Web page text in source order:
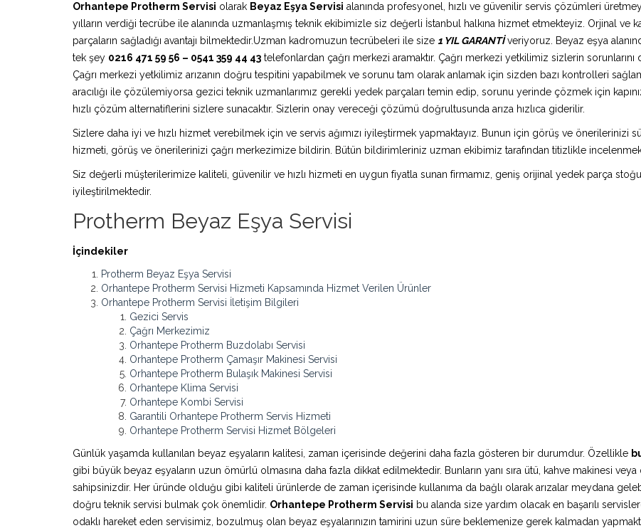
Orhantepe Protherm Servisi olarak Beyaz Eşya Servisi alanında profesyonel, hızlı ve güvenilir servis çözümleri
yılların verdiği tecrübe ile alanında uzmanlaşmış teknik ekibimizle siz değerli İstanbul halkına hizmet etmekteyiz. Orjinal ve
parçaların sağladığı avantajı bilmektedir.Uzman kadromuzun tecrübeleri ile size 1 YIL GARANTİveriyoruz. Beyaz eşya
tek şey 0216 471 59 56 – 0541 359 44 43 telefonlardan çağrı merkezi aramaktır. Çağrı merkezi yetkilimiz sizlerin
Çağrı merkezi yetkilimiz arızanın doğru tespitini yapabilmek ve sorunu tam olarak anlamak için sizden bazı kontrolleri
aracılığı ile çözülemiyorsa gezici teknik uzmanlarımız gerekli yedek parçaları temin edip, sorunu yerinde çözmek için
hızlı çözüm alternatiflerini sizlere sunacaktır. Sizlerin onay vereceği çözümü doğrultusunda arıza hızlıca giderilir.
Sizlere daha iyi ve hızlı hizmet verebilmek için ve servis ağımızı iyileştirmek yapmaktayız. Bunun için görüş ve önerilerinizi
hizmeti, görüş ve önerilerinizi çağrı merkezimize bildirin. Bütün bildirimleriniz uzman ekibimiz tarafından titizlikle
Siz değerli müşterilerimize kaliteli, güvenilir ve hızlı hizmeti en uygun fiyatla sunan firmamız, geniş orijinal yedek parça
iyileştirilmektedir.
Protherm Beyaz Eşya Servisi
İçindekiler
Protherm Beyaz Eşya Servisi
Orhantepe Protherm Servisi Hizmeti Kapsamında Hizmet Verilen Ürünler
Orhantepe Protherm Servisi İletişim Bilgileri
Gezici Servis
Çağrı Merkezimiz
Orhantepe Protherm Buzdolabı Servisi
Orhantepe Protherm Çamaşır Makinesi Servisi
Orhantepe Protherm Bulaşık Makinesi Servisi
Orhantepe Klima Servisi
Orhantepe Kombi Servisi
Garantili Orhantepe Protherm Servis Hizmeti
Orhantepe Protherm Servisi Hizmet Bölgeleri
Günlük yaşamda kullanılan beyaz eşyaların kalitesi, zaman içerisinde değerini daha fazla gösteren bir durumdur. Özellikle
gibi büyük beyaz eşyaların uzun ömürlü olmasına daha fazla dikkat edilmektedir. Bunların yanı sıra ütü, kahve makinesi
sahipsinizdir. Her üründe olduğu gibi kaliteli ürünlerde de zaman içerisinde kullanıma da bağlı olarak arızalar meydana
doğru teknik servisi bulmak çok önemlidir. Orhantepe Protherm Servisi bu alanda size yardım olacak en başarılı
odaklı hareket eden servisimiz, bozulmuş olan beyaz eşyalarınızın tamirini uzun süre beklemenize gerek kalmadan